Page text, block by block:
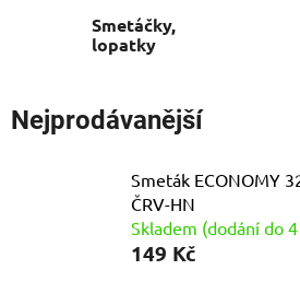
Smetáčky,
lopatky
Nejprodávanější
Smeták ECONOMY
ČRV-HN
Skladem (dodání do
149 Kč